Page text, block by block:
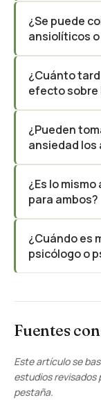
¿Se puede
ansiolíticos
¿Cuánto
efecto sobre
¿Pueden
ansiedad
¿Es lo
para ambos?
¿Cuándo es
psicólogo o
Fuentes
Este artículo se
estudios revisados
pestaña.